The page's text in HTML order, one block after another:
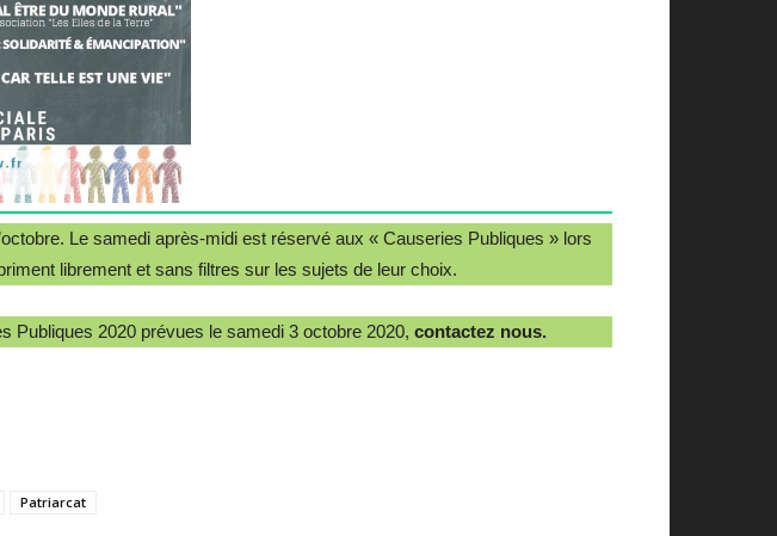
Le samedi après-midi est réservé aux « Causeries Publiques » lors
librement et sans filtres sur les sujets de leur choix.
Publiques 2020 prévues le samedi 3 octobre 2020, contactez nous.
Patriarcat